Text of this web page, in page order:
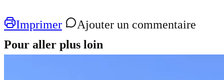
Imprimer
Ajouter un commentaire
Pour aller plus loin